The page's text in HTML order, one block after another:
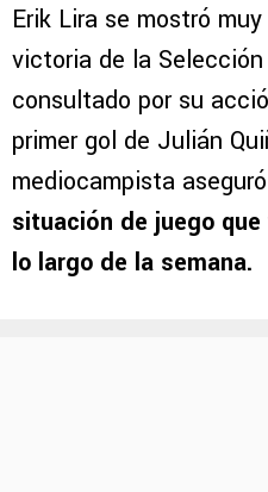
Erik Lira se mostró
victoria de la
consultado por su
primer gol de Julián
mediocampista
situación de juego
lo largo de la semana.